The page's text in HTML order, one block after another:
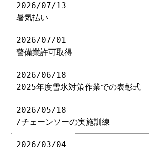
2026/07/13
暑気払い
2026/07/01
警備業許可取得
2026/06/18
2025年度雪氷対策作業での表彰式
2026/05/18
/チェーンソーの実施訓練
2026/03/04